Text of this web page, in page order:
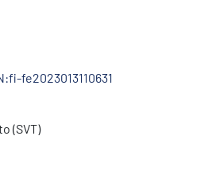
fe2023013110631
(SVT)